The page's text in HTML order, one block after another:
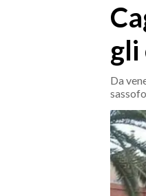
PROVINCIA DI CAGLIARI
gli
Da